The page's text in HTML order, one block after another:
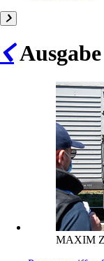
MAXIM